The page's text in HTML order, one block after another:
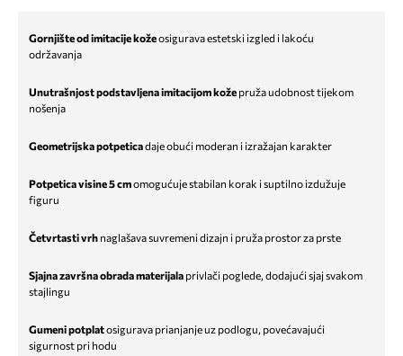
Gornjište od imitacije kožeosigurava estetski izgled i lakoću
održavanja
Unutrašnjost podstavljena imitacijom kože pruža udobnost tijekom
nošenja
Geometrijska potpeticadaje obući moderan i izražajan karakter
Potpetica visine 5 cmomogućuje stabilan korak i suptilno izdužuje
figuru
Četvrtasti vrh naglašava suvremeni dizajn i pruža prostor za prste
Sjajna završna obrada materijala privlači poglede, dodajući sjaj svakom
stajlingu
Gumeni potplatosigurava prianjanje uz podlogu, povećavajući
sigurnost pri hodu